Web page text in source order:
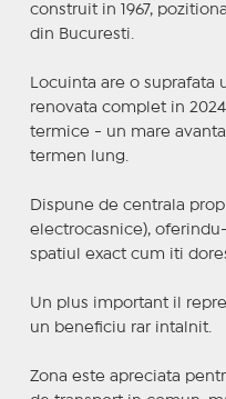
construit in 1967,
din Bucuresti.
Locuinta are o suprafata
renovata complet in
termice - un mare
termen lung.
Dispune de centrala
electrocasnice),
spatiul exact cum iti
Un plus important il
un beneficiu rar intalnit.
Zona este apreciata